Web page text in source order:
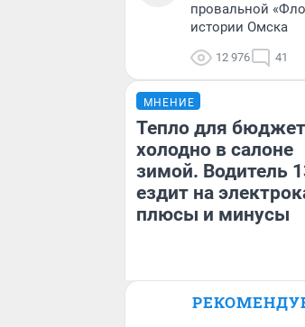
провальной
истории Омска
12 976 41
МНЕНИЕ
Тепло для
холодно в салоне
зимой. Водитель
ездит на
плюсы и минусы
Денис Дедюхин